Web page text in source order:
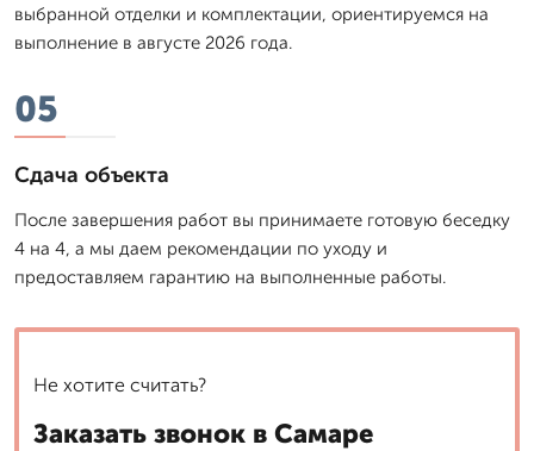
выбранной отделки и комплектации, ориентируемся на
выполнение в августе 2026 года.
05
Сдача объекта
После завершения работ вы принимаете готовую беседку
4 на 4, а мы даем рекомендации по уходу и
предоставляем гарантию на выполненные работы.
Не хотите считать?
Заказать звонок в Самаре